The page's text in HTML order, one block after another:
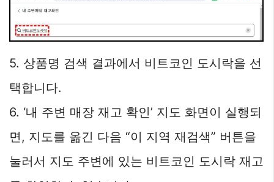
5. 상품명 검색 결과에서 비트코인 도시락을 선
택합니다.
6. ‘내 주변 매장 재고 확인’ 지도 화면이 실행되
면, 지도를 옮긴 다음 “이 지역 재검색” 버튼을
눌러서 지도 주변에 있는 비트코인 도시락 재고